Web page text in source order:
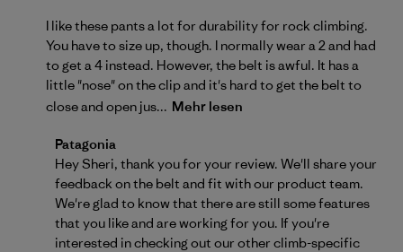
I like these pants a lot for durability for rock climbing.
You have to size up, though. I normally wear a 2 and had
to get a 4 instead. However, the belt is awful. It has a
little "nose" on the clip and it's hard to get the belt to
close and open jus... Mehr lesen
Kommentare des Store-Besitzers zu
Patagonia
Hey Sheri, thank you for your review. We'll share your
feedback on the belt and fit with our product team.
We're glad to know that there are still some features
that you like and are working for you. If you're
interested in checking out our other climb-specific